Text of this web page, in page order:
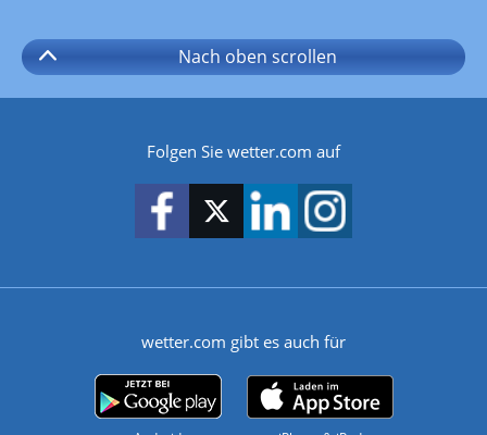
Nach oben scrollen
Folgen Sie wetter.com auf
wetter.com gibt es auch für